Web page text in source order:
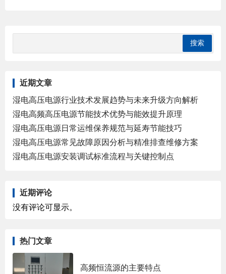
近期文章
湿电高压电源行业技术发展趋势与未来升级方向解析
湿电高频高压电源节能技术优势与能效提升原理
湿电高压电源日常运维保养规范与延寿节能技巧
湿电高压电源常见故障原因分析与精准排查维修方案
湿电高压电源安装调试标准流程与关键控制点
近期评论
没有评论可显示。
热门文章
高频恒流源的主要特点